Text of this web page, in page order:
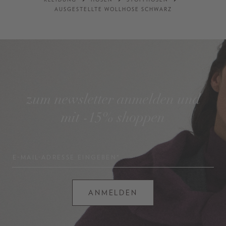
AUSGESTELLTE WOLLHOSE SCHWARZ
zum newsletter anmelden und
ANMELDEN